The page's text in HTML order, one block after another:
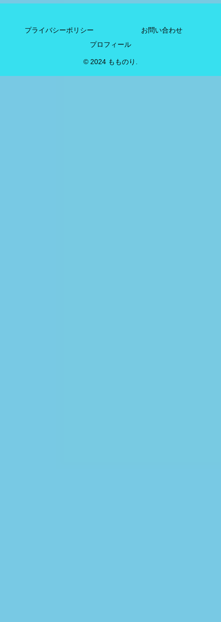
プライバシーポリシー
お問い合わせ
プロフィール
© 2024 もものり.